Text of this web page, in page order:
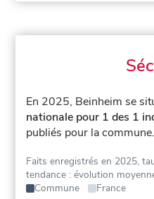
En 2025, Beinheim se
nationale pour 1 des 1
publiés pour la commune.
Faits enregistrés en 2025,
tendance : évolution
Commune
France